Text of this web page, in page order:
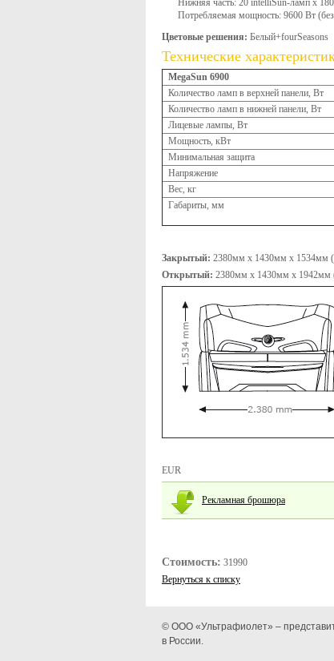
Потребляемая мощность: 9600 Вт
Цветовые решения: Белый+fourSeasons
Технические
MegaSun 6900
Количество ламп в верхней панели, Вт
Количество ламп в нижней панели, Вт
Лицевые лампы, Вт
Мощность, кВт
Минимальная защита
Напряжение
Вес, кг
Габариты, мм
Закрытый: 2380мм x 1430мм x 1534мм
Открытый: 2380мм x 1430мм x 1942мм
EUR
Рекламная брошюра
Стоимость: 31990
Вернуться к списку
© ООО «Ультрафиолет» –
в России.